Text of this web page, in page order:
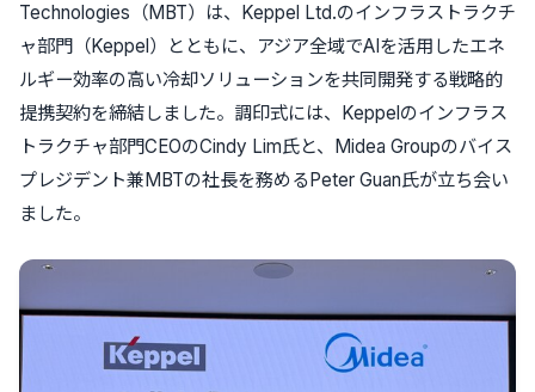
Technologies（MBT）は、Keppel Ltd.のインフラストラクチ
ャ部門（Keppel）とともに、アジア全域でAIを活用したエネ
ルギー効率の高い冷却ソリューションを共同開発する戦略的
提携契約を締結しました。調印式には、Keppelのインフラス
トラクチャ部門CEOのCindy Lim氏と、Midea Groupのバイス
プレジデント兼MBTの社長を務めるPeter Guan氏が立ち会い
ました。